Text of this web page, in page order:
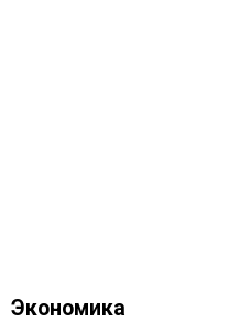
Экономика